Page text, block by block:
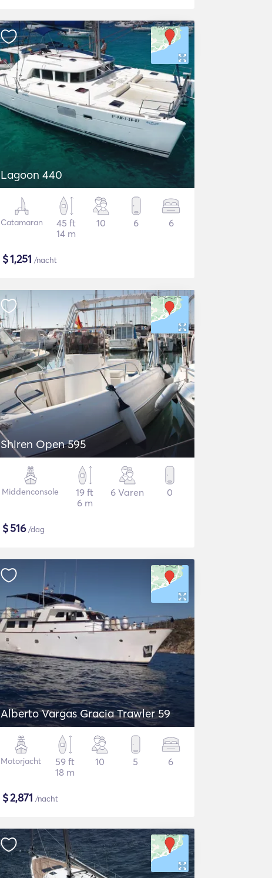
Lagoon 440
Catamaran
45 ft
14 m
10 6 6
$1,251 /nacht
Shiren Open 595
Middenconsole
19 ft
6 m
6 Varen 0
$516/dag
Alberto Vargas Gracia Trawler 59
Motorjacht
59 ft
18 m
10 5 6
$2,871 /nacht